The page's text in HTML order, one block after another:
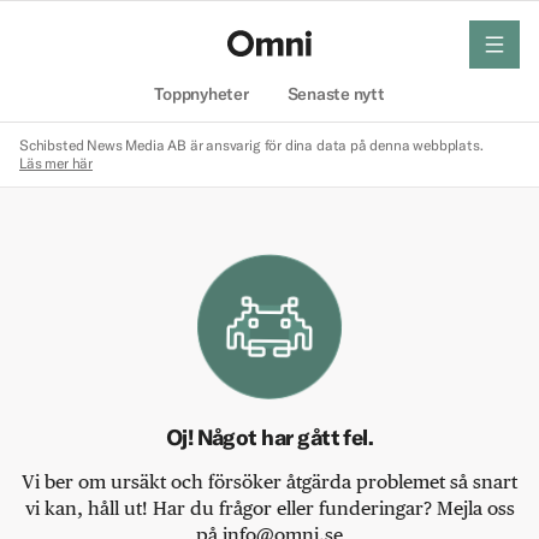
Toppnyheter Senaste nytt
meny
Schibsted News Media AB är ansvarig för dina data på denna webbplats.
Läs mer här
Oj! Något har gått fel.
Vi ber om ursäkt och försöker åtgärda problemet så snart
vi kan, håll ut! Har du frågor eller funderingar? Mejla oss